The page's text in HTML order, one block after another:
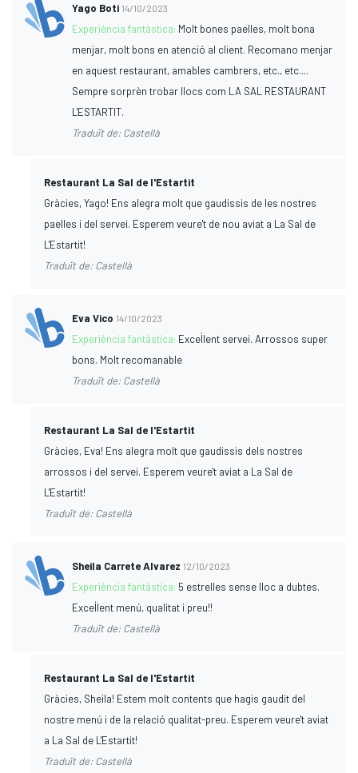
Yago Boti 14/10/2023
Experiència fantàstica: Molt bones paelles, molt bona
menjar, molt bons en atenció al client. Recomano menjar
en aquest restaurant, amables cambrers, etc., etc....
Sempre sorprèn trobar llocs com LA SAL RESTAURANT
L'ESTARTIT.
Traduït de: Castellà
Restaurant La Sal de l'Estartit
Gràcies, Yago! Ens alegra molt que gaudissis de les nostres
paelles i del servei. Esperem veure't de nou aviat a La Sal de
L'Estartit!
Traduït de: Castellà
Eva Vico 14/10/2023
Experiència fantàstica: Excel·lent servei. Arrossos super
bons. Molt recomanable
Traduït de: Castellà
Restaurant La Sal de l'Estartit
Gràcies, Eva! Ens alegra molt que gaudissis dels nostres
arrossos i del servei. Esperem veure't aviat a La Sal de
L'Estartit!
Traduït de: Castellà
Sheila Carrete Alvarez 12/10/2023
Experiència fantàstica: 5 estrelles sense lloc a dubtes.
Excel·lent menú, qualitat i preu!!
Traduït de: Castellà
Restaurant La Sal de l'Estartit
Gràcies, Sheila! Estem molt contents que hagis gaudit del
nostre menú i de la relació qualitat-preu. Esperem veure't aviat
a La Sal de L'Estartit!
Traduït de: Castellà